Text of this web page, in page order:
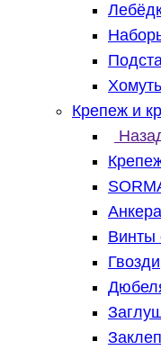
Крепеж и
Анкера
Винты
Гвозди